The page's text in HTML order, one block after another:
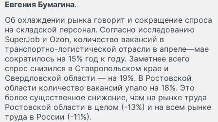
Евгения Бумагина.
Об охлаждении рынка говорит и сокращение спроса
на складской персонал. Согласно исследованию
SuperJob и Ozon, количество вакансий в
транспортно-логистической отрасли в апреле—мае
сократилось на 15% год к году. Заметнее всего
спрос снизился в Ставропольском крае и
Свердловской области — на 19%. В Ростовской
области количество вакансий упало на 18%. Это
более существенное снижение, чем на рынке труда
Ростовской области в целом (-13%) и на всем рынке
труда в России (-11%).